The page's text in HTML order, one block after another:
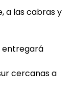
a las cabras y
entregará
cercanas a